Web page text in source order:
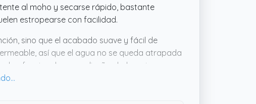
al moho y secarse rápido, bastante
estropearse con facilidad.
sino que el acabado suave y fácil de
así que el agua no se queda atrapada
funcional con un diseño chulo y sin
muy bien. No promete milagros, pero